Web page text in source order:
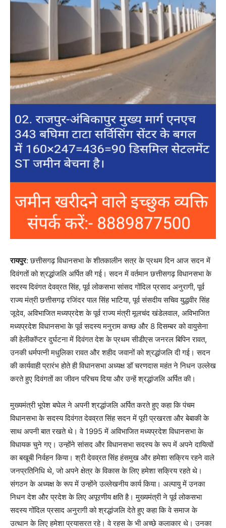
रायपुर: छत्तीसगढ़ विधानसभा के शीतकालीन सत्र के प्रथम दिन आज सदन में
दिवंगतों को श्रद्धांजलि अर्पित की गई। सदन में वर्तमान छत्तीसगढ़ विधानसभा के
सदस्य दिवंगत देवव्रत सिंह, पूर्व लोकसभा सांसद गोंदिल प्रसाद अनुरागी, पूर्व
राज्य मंत्री छत्तीसगढ़ रजिंदर पाल सिंह भाटिया, पूर्व संसदीय सचिव युद्धवीर सिंह
जूदेव, अविभाजित मध्यप्रदेश के पूर्व राज्य मंत्री मूलचंद खंडेलवाल, अविभाजित
मध्यप्रदेश विधानसभा के पूर्व सदस्य मनुराम कच्छ और 8 दिसम्बर को वायुसेना
की हेलीकॉप्टर दुर्घटना में दिवंगत देश के प्रथम सीडीएस जनरल बिपिन रावत,
उनकी धर्मपत्नी मधुलिका रावत और शहीद जवानों को श्रद्धांजलि दी गई। सदन
की कार्यवाही प्रारंभ होते ही विधानसभा अध्यक्ष डॉ चरणदास महंत ने निधन उल्लेख
करते हुए दिवंगतों का जीवन परिचय दिया और उन्हें श्रद्धांजलि अर्पित की।
मुख्यमंत्री भूपेश बघेल ने अपनी श्रद्धांजलि अर्पित करते हुए कहा कि पंचम
विधानसभा के सदस्य दिवंगत देवव्रत सिंह सदन में पूरी प्रखरता और बेबाकी के
साथ अपनी बात रखते थे। वे 1995 में अविभाजित मध्यप्रदेश विधानसभा के
विधायक चुने गए। उन्होंने सांसद और विधानसभा सदस्य के रूप में अपने दायित्वों
का बखूबी निर्वहन किया। श्री देवव्रत सिंह हंसमुख और हमेशा सक्रिय रहने वाले
जनप्रतिनिधि थे, जो अपने क्षेत्र के विकास के लिए हमेशा सक्रिय रहते थे।
संगठन के अध्यक्ष के रूप में उन्होंने उल्लेखनीय कार्य किया। अल्पायु में उनका
निधन देश और प्रदेश के लिए अपूरणीय क्षति है। मुख्यमंत्री ने पूर्व लोकसभा
सदस्य गोंदिल प्रसाद अनुरागी को श्रद्धांजलि देते हुए कहा कि वे समाज के
उत्थान के लिए हमेशा प्रयासरत रहे। वे रहस के भी अच्छे कलाकार थे। उनका